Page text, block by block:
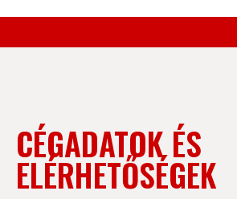
CÉGADATOK ÉS
ELÉRHETŐSÉGEK